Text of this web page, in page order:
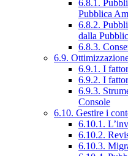
6.8.1.
Pubblica
6.8.2.
dalla
6.8.3.
6.9.
6.9.1. I
6.9.2. I
6.9.3.
Console
6.10. Gestire i
6.10.1.
6.10.2.
6.10.3.